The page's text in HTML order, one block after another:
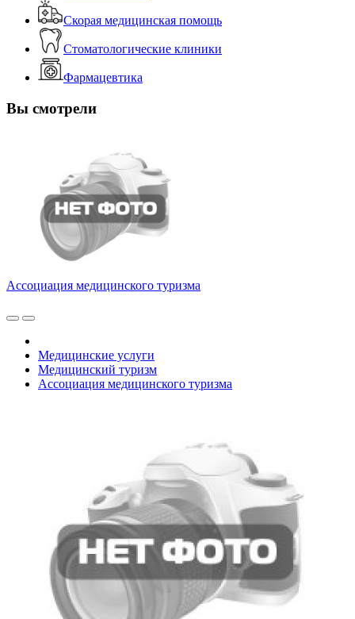
Скорая медицинская помощь
Стоматологические клиники
Фармацевтика
Вы смотрели
Ассоциация медицинского туризма
Медицинские услуги
Медицинский туризм
Ассоциация медицинского туризма